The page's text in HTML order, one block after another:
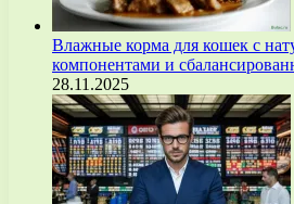
Влажные корма для кошек с
компонентами и
28.11.2025